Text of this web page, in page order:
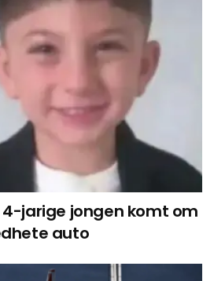
jarige jongen komt om
auto